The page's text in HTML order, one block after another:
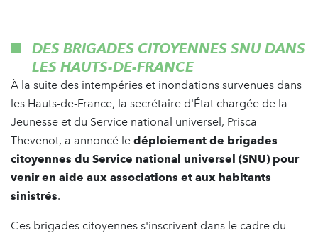
DES BRIGADES CITOYENNES SNU DANS
LES HAUTS-DE-FRANCE
À la suite des intempéries et inondations survenues dans
les Hauts-de-France, la secrétaire d'État chargée de la
Jeunesse et du Service national universel, Prisca
Thevenot, a annoncé le déploiement de brigades
citoyennes du Service national universel (SNU) pour
venir en aide aux associations et aux habitants
sinistrés.
Ces brigades citoyennes s'inscrivent dans le cadre du